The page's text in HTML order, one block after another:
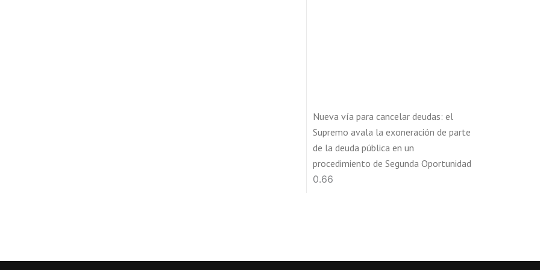
Nueva vía para cancelar deudas: el
Supremo avala la exoneración de parte
de la deuda pública en un
procedimiento de Segunda Oportunidad